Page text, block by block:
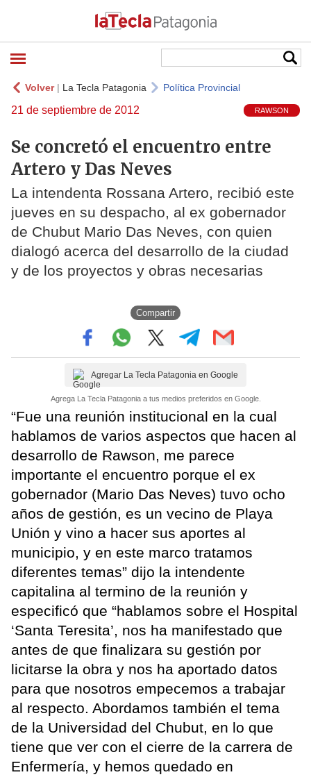
Volver| La Tecla Patagonia Política Provincial
21 de septiembre de 2012 RAWSON
Se concretó el encuentro entre
Artero y Das Neves
La intendenta Rossana Artero, recibió este
jueves en su despacho, al ex gobernador
de Chubut Mario Das Neves, con quien
dialogó acerca del desarrollo de la ciudad
y de los proyectos y obras necesarias
Compartir
Agregar La Tecla Patagonia en Google
Agrega La Tecla Patagonia a tus medios preferidos en Google.
“Fue una reunión institucional en la cual
hablamos de varios aspectos que hacen al
desarrollo de Rawson, me parece
importante el encuentro porque el ex
gobernador (Mario Das Neves) tuvo ocho
años de gestión, es un vecino de Playa
Unión y vino a hacer sus aportes al
municipio, y en este marco tratamos
diferentes temas” dijo la intendente
capitalina al termino de la reunión y
especificó que “hablamos sobre el Hospital
‘Santa Teresita’, nos ha manifestado que
antes de que finalizara su gestión por
licitarse la obra y nos ha aportado datos
para que nosotros empecemos a trabajar
al respecto. Abordamos también el tema
de la Universidad del Chubut, en lo que
tiene que ver con el cierre de la carrera de
Enfermería, y hemos quedado en